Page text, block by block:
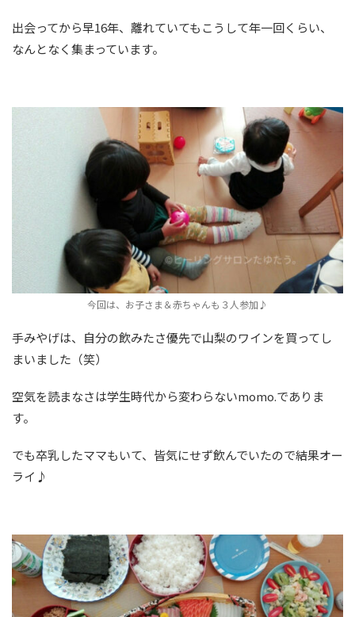
出会ってから早16年、離れていてもこうして年一回くらい、
なんとなく集まっています。
今回は、お子さま＆赤ちゃんも３人参加♪
手みやげは、自分の飲みたさ優先で山梨のワインを買ってし
まいました（笑）
空気を読まなさは学生時代から変わらないmomo.でありま
す。
でも卒乳したママもいて、皆気にせず飲んでいたので結果オー
ライ♪